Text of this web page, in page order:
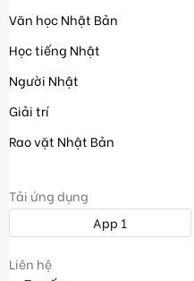
Văn học Nhật Bản
Học tiếng Nhật
Người Nhật
Giải trí
Rao vặt Nhật Bản
Tải ứng dụng
App 1
Liên hệ